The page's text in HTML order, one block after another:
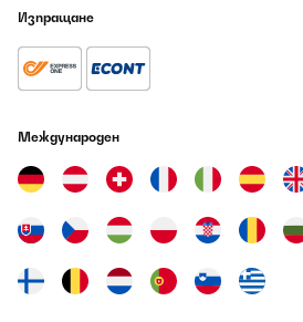
Изпращане
Международен